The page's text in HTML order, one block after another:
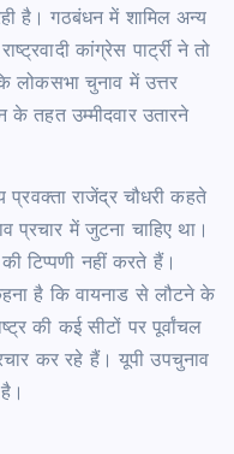
है। गठबंधन में शामिल अन्य
कांग्रेस पार्ट्री ने तो
लोकसभा चुनाव में उत्तर
तहत उम्मीदवार उतारने
राजेंद्र चौधरी कहते
प्रचार में जुटना चाहिए था।
टिप्पणी नहीं करते हैं।
है कि वायनाड से लौटने के
की कई सीटों पर पूर्वांचल
कर रहे हैं। यूपी उपचुनाव